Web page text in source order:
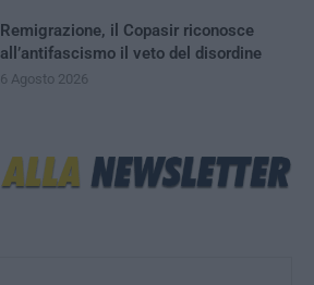
Remigrazione, il Copasir riconosce
all’antifascismo il veto del disordine
6 Agosto 2026